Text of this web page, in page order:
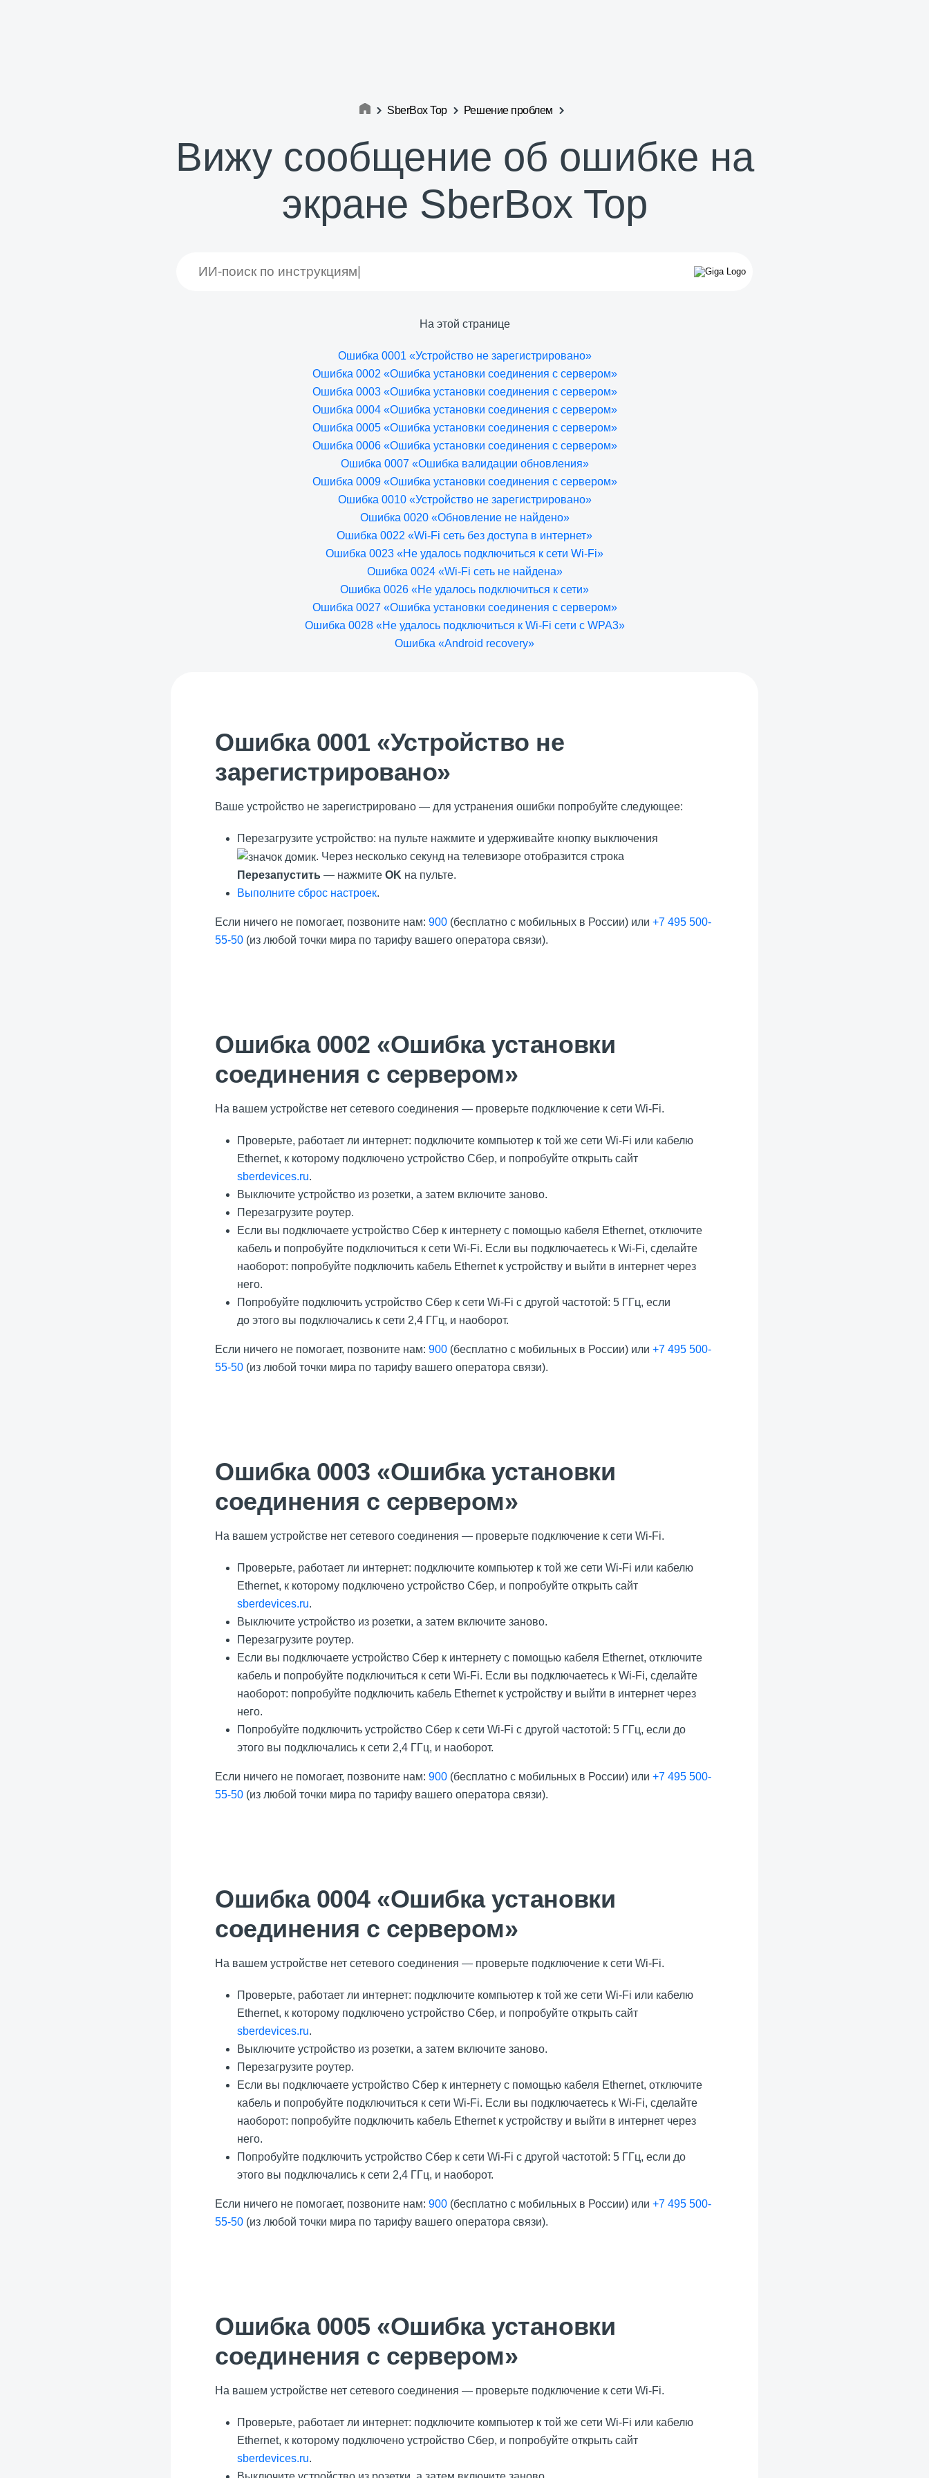
SberBox Top Решение проблем
Вижу сообщение об ошибке на
экране SberBox Top
На этой странице
Ошибка 0001 «Устройство не зарегистрировано»
Ошибка 0002 «Ошибка установки соединения с сервером»
Ошибка 0003 «Ошибка установки соединения с сервером»
Ошибка 0004 «Ошибка установки соединения с сервером»
Ошибка 0005 «Ошибка установки соединения с сервером»
Ошибка 0006 «Ошибка установки соединения с сервером»
Ошибка 0007 «Ошибка валидации обновления»
Ошибка 0009 «Ошибка установки соединения с сервером»
Ошибка 0010 «Устройство не зарегистрировано»
Ошибка 0020 «Обновление не найдено»
Ошибка 0022 «Wi-Fi сеть без доступа в интернет»
Ошибка 0023 «Не удалось подключиться к сети Wi-Fi»
Ошибка 0024 «Wi-Fi сеть не найдена»
Ошибка 0026 «Не удалось подключиться к сети»
Ошибка 0027 «Ошибка установки соединения с сервером»
Ошибка 0028 «Не удалось подключиться к Wi-Fi сети с WPA3»
Ошибка «Android recovery»
Ошибка 0001 «Устройство не
зарегистрировано»
Ваше устройство не зарегистрировано — для устранения ошибки попробуйте следующее:
Перезагрузите устройство: на пульте нажмите и удерживайте кнопку выключения
. Через несколько секунд на телевизоре отобразится строка
Перезапустить — нажмите OK на пульте.
Выполните сброс настроек.
Если ничего не помогает, позвоните нам: 900 (бесплатно с мобильных в России) или +7 495 500-
55-50 (из любой точки мира по тарифу вашего оператора связи).
Ошибка 0002 «Ошибка установки
соединения с сервером»
На вашем устройстве нет сетевого соединения — проверьте подключение к сети Wi-Fi.
Проверьте, работает ли интернет: подключите компьютер к той же сети Wi-Fi или кабелю
Ethernet, к которому подключено устройство Сбер, и попробуйте открыть сайт
sberdevices.ru.
Выключите устройство из розетки, а затем включите заново.
Перезагрузите роутер.
Если вы подключаете устройство Сбер к интернету с помощью кабеля Ethernet, отключите
кабель и попробуйте подключиться к сети Wi-Fi. Если вы подключаетесь к Wi-Fi, сделайте
наоборот: попробуйте подключить кабель Ethernet к устройству и выйти в интернет через
него.
Попробуйте подключить устройство Сбер к сети Wi-Fi с другой частотой: 5 ГГц, если
до этого вы подключались к сети 2,4 ГГц, и наоборот.
Если ничего не помогает, позвоните нам: 900 (бесплатно с мобильных в России) или +7 495 500-
55-50 (из любой точки мира по тарифу вашего оператора связи).
Ошибка 0003 «Ошибка установки
соединения с сервером»
На вашем устройстве нет сетевого соединения — проверьте подключение к сети Wi-Fi.
Проверьте, работает ли интернет: подключите компьютер к той же сети Wi-Fi или кабелю
Ethernet, к которому подключено устройство Сбер, и попробуйте открыть сайт
sberdevices.ru.
Выключите устройство из розетки, а затем включите заново.
Перезагрузите роутер.
Если вы подключаете устройство Сбер к интернету с помощью кабеля Ethernet, отключите
кабель и попробуйте подключиться к сети Wi-Fi. Если вы подключаетесь к Wi-Fi, сделайте
наоборот: попробуйте подключить кабель Ethernet к устройству и выйти в интернет через
него.
Попробуйте подключить устройство Сбер к сети Wi-Fi с другой частотой: 5 ГГц, если до
этого вы подключались к сети 2,4 ГГц, и наоборот.
Если ничего не помогает, позвоните нам: 900 (бесплатно с мобильных в России) или +7 495 500-
55-50 (из любой точки мира по тарифу вашего оператора связи).
Ошибка 0004 «Ошибка установки
соединения с сервером»
На вашем устройстве нет сетевого соединения — проверьте подключение к сети Wi-Fi.
Проверьте, работает ли интернет: подключите компьютер к той же сети Wi-Fi или кабелю
Ethernet, к которому подключено устройство Сбер, и попробуйте открыть сайт
sberdevices.ru.
Выключите устройство из розетки, а затем включите заново.
Перезагрузите роутер.
Если вы подключаете устройство Сбер к интернету с помощью кабеля Ethernet, отключите
кабель и попробуйте подключиться к сети Wi-Fi. Если вы подключаетесь к Wi-Fi, сделайте
наоборот: попробуйте подключить кабель Ethernet к устройству и выйти в интернет через
него.
Попробуйте подключить устройство Сбер к сети Wi-Fi с другой частотой: 5 ГГц, если до
этого вы подключались к сети 2,4 ГГц, и наоборот.
Если ничего не помогает, позвоните нам: 900 (бесплатно с мобильных в России) или +7 495 500-
55-50 (из любой точки мира по тарифу вашего оператора связи).
Ошибка 0005 «Ошибка установки
соединения с сервером»
На вашем устройстве нет сетевого соединения — проверьте подключение к сети Wi-Fi.
Проверьте, работает ли интернет: подключите компьютер к той же сети Wi-Fi или кабелю
Ethernet, к которому подключено устройство Сбер, и попробуйте открыть сайт
sberdevices.ru.